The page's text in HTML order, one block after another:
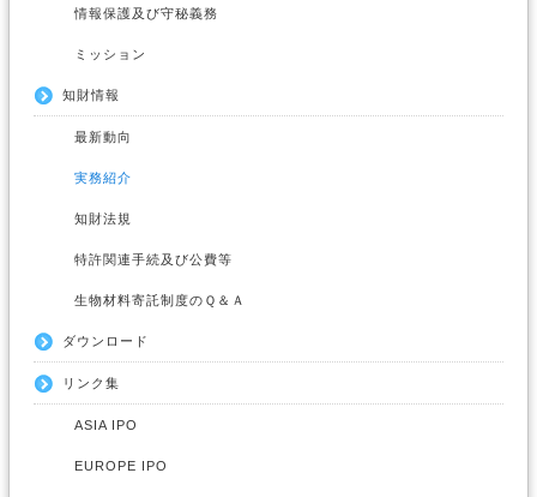
情報保護及び守秘義務
ミッション
知財情報
最新動向
実務紹介
知財法規
特許関連手続及び公費等
​生物材料寄託制度のＱ​＆Ａ
ダウンロード
リンク集
ASIA IPO
EUROPE IPO